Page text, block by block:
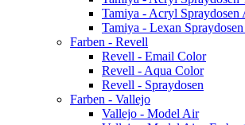
Tamiya - Acryl Spraydosen
Tamiya - Lexan Spraydosen
Farben - Revell
Revell - Email Color
Revell - Aqua Color
Revell - Spraydosen
Farben - Vallejo
Vallejo - Model Air